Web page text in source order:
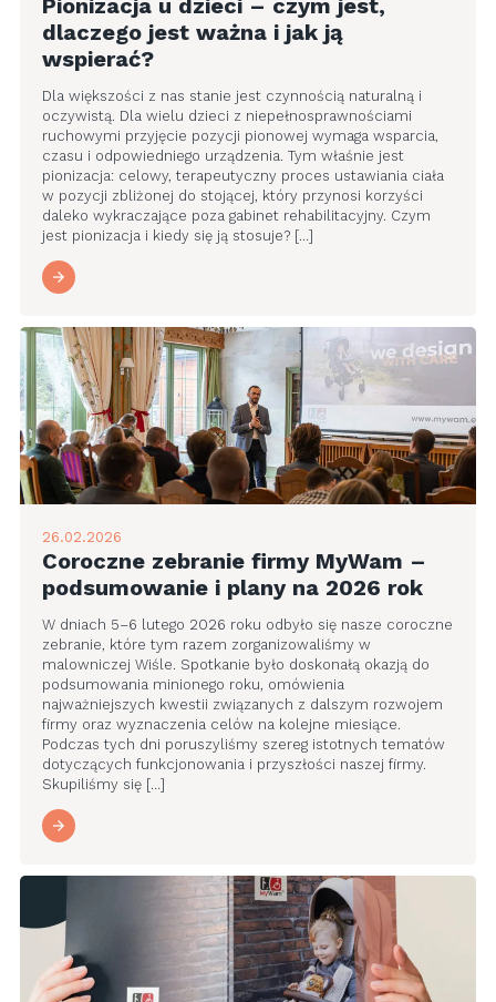
Pionizacja u dzieci – czym jest,
dlaczego jest ważna i jak ją
wspierać?
Dla większości z nas stanie jest czynnością naturalną i
oczywistą. Dla wielu dzieci z niepełnosprawnościami
ruchowymi przyjęcie pozycji pionowej wymaga wsparcia,
czasu i odpowiedniego urządzenia. Tym właśnie jest
pionizacja: celowy, terapeutyczny proces ustawiania ciała
w pozycji zbliżonej do stojącej, który przynosi korzyści
daleko wykraczające poza gabinet rehabilitacyjny. Czym
jest pionizacja i kiedy się ją stosuje? […]
26.02.2026
Coroczne zebranie firmy MyWam –
podsumowanie i plany na 2026 rok
W dniach 5–6 lutego 2026 roku odbyło się nasze coroczne
zebranie, które tym razem zorganizowaliśmy w
malowniczej Wiśle. Spotkanie było doskonałą okazją do
podsumowania minionego roku, omówienia
najważniejszych kwestii związanych z dalszym rozwojem
firmy oraz wyznaczenia celów na kolejne miesiące.
Podczas tych dni poruszyliśmy szereg istotnych tematów
dotyczących funkcjonowania i przyszłości naszej firmy.
Skupiliśmy się […]